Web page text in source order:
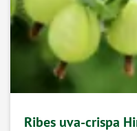
Ribes uva-crispa